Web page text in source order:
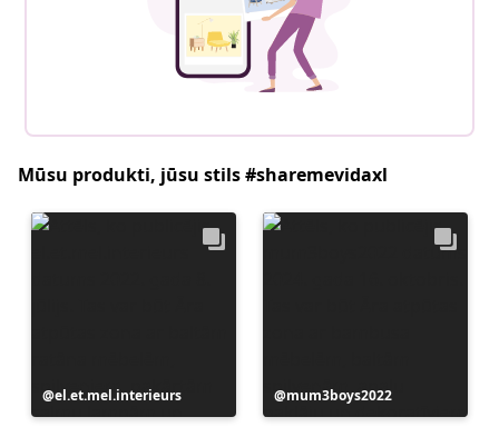
Mūsu produkti, jūsu stils #sharemevidaxl
Ierakstu
publicējis
el.et.mel.interieurs
Ierakstu
publicējis
mum3boys2022